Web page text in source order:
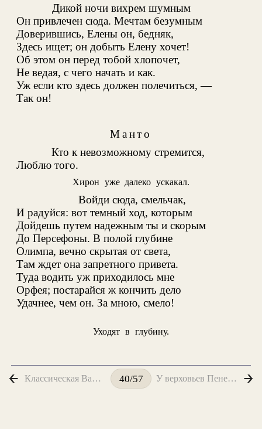
Дикой ночи вихрем шумным
Он привлечен сюда. Мечтам безумным
Доверившись, Елены он, бедняк,
Здесь ищет; он добыть Елену хочет!
Об этом он перед тобой хлопочет,
Не ведая, с чего начать и как.
Уж если кто здесь должен полечиться, —
Так он!
Манто
Кто к невозможному стремится,
Люблю того.
Хирон уже далеко ускакал.
Войди сюда, смельчак,
И радуйся: вот темный ход, которым
Дойдешь путем надежным ты и скорым
До Персефоны. В полой глубине
Олимпа, вечно скрытая от света,
Там ждет она запретного привета.
Туда водить уж приходилось мне
Орфея; постарайся ж кончить дело
Удачнее, чем он. За мною, смело!
Уходят в глубину.
Классическая Вальпургиева ночь 40/57 У верховьев Пенея, как прежде